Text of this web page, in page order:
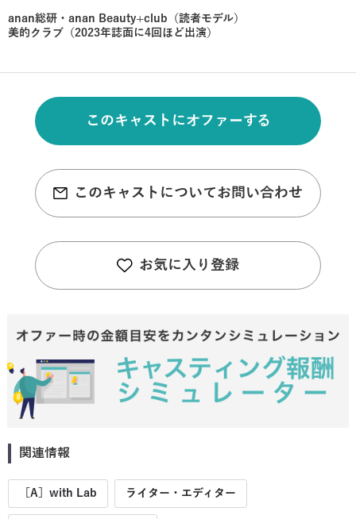
anan総研・anan Beauty+club（読者モデル）
美的クラブ（2023年誌面に4回ほど出演）
このキャストにオファーする
このキャストについてお問い合わせ
お気に入り登録
関連情報
［A］with Lab ライター・エディター